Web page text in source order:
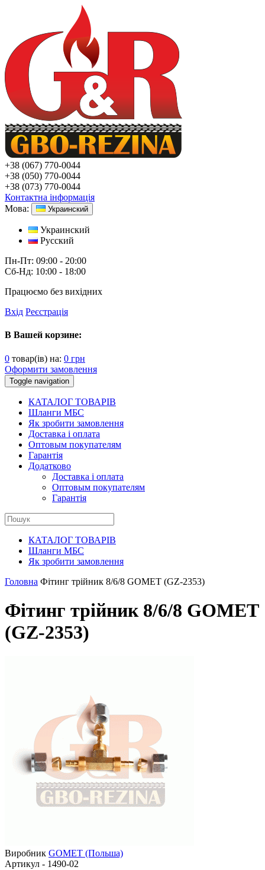
+38 (067) 770-0044
+38 (050) 770-0044
+38 (073) 770-0044
Контактна інформація
Мова:
Украинский
Украинский
Русский
Пн-Пт: 09:00 - 20:00
Сб-Нд: 10:00 - 18:00
Працюємо без вихідних
Вхід Реєстрація
В Вашей корзине:
0 товар(ів) на: 0 грн
Оформити замовлення
Toggle navigation
КАТАЛОГ ТОВАРІВ
Шланги МБС
Як зробити замовлення
Доставка і оплата
Оптовым покупателям
Гарантія
Додатково
Доставка і оплата
Оптовым покупателям
Гарантія
КАТАЛОГ ТОВАРІВ
Шланги МБС
Як зробити замовлення
Головна Фітинг трійник 8/6/8 GOMET (GZ-2353)
Фітинг трійник 8/6/8 GOMET
(GZ-2353)
Виробник GOMET (Польша)
Артикул - 1490-02